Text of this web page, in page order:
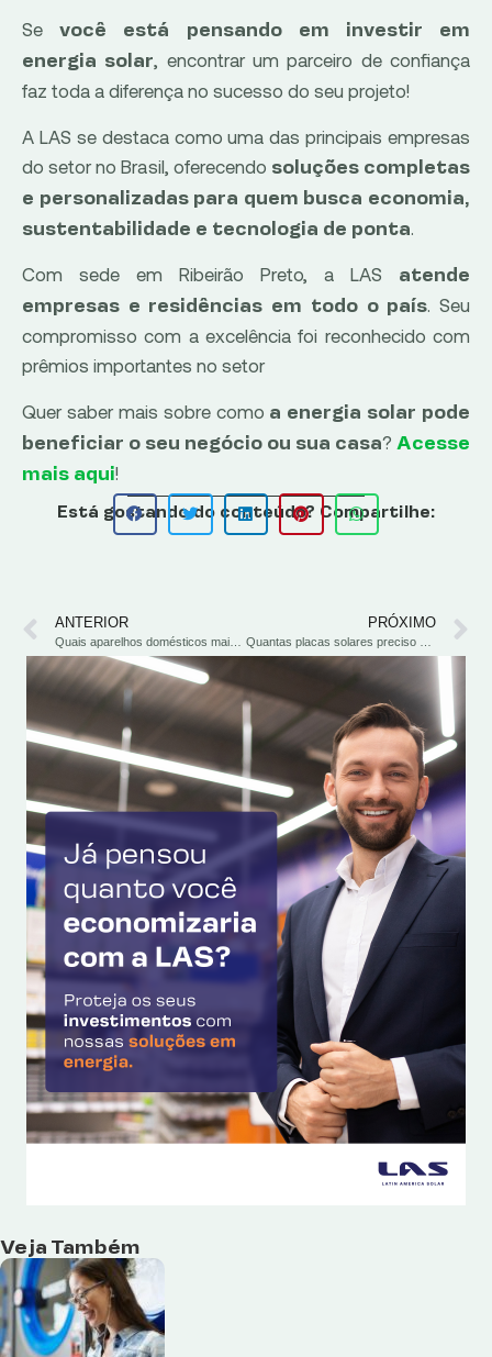
Sevocê está pensando em investir em
energia solar, encontrar um parceiro de confiança
faz toda a diferença no sucesso do seu projeto!
A LAS se destaca como uma das principais empresas
do setor no Brasil, oferecendo soluções completas
e personalizadas para quem busca economia,
sustentabilidade e tecnologia de ponta
Com sede em Ribeirão Preto, a LAS atende
empresas e residências em todo o país. Seu
compromisso com a excelência foi reconhecido com
prêmios importantes no setor
Quer saber mais sobre como a energia solar pode
beneficiar o seu negócio ou sua casa? Acesse
mais aqui!
Está gostando do conteúdo? Compartilhe:
ANTERIOR PRÓXIMO
Veja Também